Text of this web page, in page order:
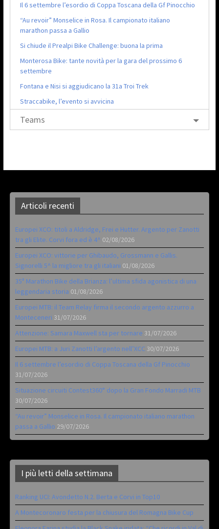
Il 6 settembre l’esordio di Coppa Toscana della Gf Pinocchio
“Au revoir” Monselice in Rosa. Il campionato italiano
marathon passa a Gallio
Si chiude il Prealpi Bike Challenge: buona la prima
Monterosa Bike: tante novità per la gara del prossimo 6
settembre
Fontana e Nisi si aggiudicano la 31a Troi Trek
Straccabike, l’evento si avvicina
Teams
Articoli recenti
Europei XCO: titoli a Aldridge, Frei e Hutter. Argento per Zanotti
tra gli Elite. Corvi fora ed è 4^ 02/08/2026
Europei XCO: vittorie per Ghibaudo, Grossmann e Gallis.
Signorelli 5^ la migliore tra gli italiani 01/08/2026
35ª Marathon Bike della Brianza: l’ultima sfida agonistica di una
leggendaria storia 01/08/2026
Europei MTB: il Team Relay firma il secondo argento azzurro a
Monteceneri 31/07/2026
Attenzione: Samara Maxwell sta per tornare 31/07/2026
Europei MTB: a Juri Zanotti l’argento nell’XCC 30/07/2026
Il 6 settembre l’esordio di Coppa Toscana della Gf Pinocchio
31/07/2026
Situazione circuiti Contest360° dopo la Gran Fondo Marradi MTB
30/07/2026
“Au revoir” Monselice in Rosa. Il campionato italiano marathon
passa a Gallio 29/07/2026
I più letti della settimana
Ranking UCI: Avondetto N.2. Berta e Corvi in Top10
A Montecoronaro festa per la chiusura del Romagna Bike Cup